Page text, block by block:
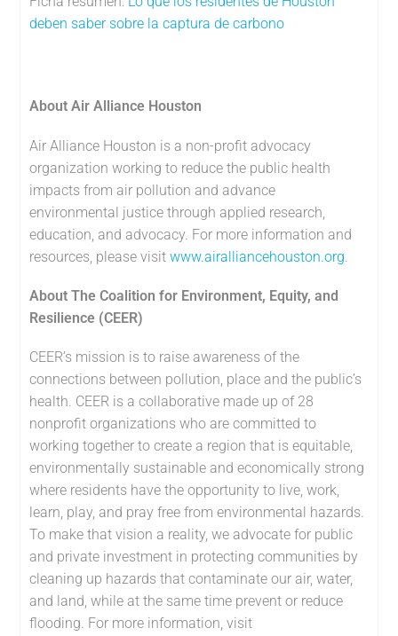
deben saber sobre la captura de carbono
About Air Alliance Houston
Air Alliance Houston is a non-profit advocacy
organization working to reduce the public health
impacts from air pollution and advance
environmental justice through applied research,
education, and advocacy. For more information and
resources, please visitwww.airalliancehouston.org
About The Coalition for Environment, Equity, and
Resilience (CEER)
CEER’s mission is to raise awareness of the
connections between pollution, place and the public’s
health. CEER is a collaborative made up of 28
nonprofit organizations who are committed to
working together to create a region that is equitable,
environmentally sustainable and economically strong
where residents have the opportunity to live, work,
learn, play, and pray free from environmental hazards.
To make that vision a reality, we advocate for public
and private investment in protecting communities by
cleaning up hazards that contaminate our air, water,
and land, while at the same time prevent or reduce
flooding. For more information, visit